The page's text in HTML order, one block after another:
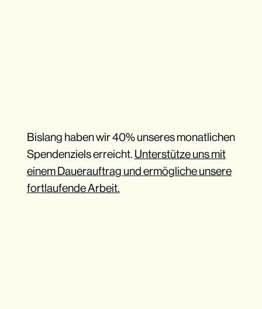
Bislang haben wir 40% unseres monatlichen
Spendenziels erreicht. Unterstütze uns mit
einem Dauerauftrag und ermögliche unsere
fortlaufende Arbeit.